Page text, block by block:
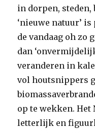
in dorpen, steden,
‘nieuwe natuur’
de vandaag oh zo
dan
veranderen in
vol houtsnippers
op te wekken. Het
letterlijk en